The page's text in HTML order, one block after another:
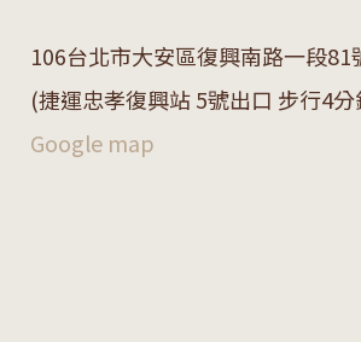
106台北市大安區復興南路一段81
(捷運忠孝復興站 5號出口 步行4分
Google map